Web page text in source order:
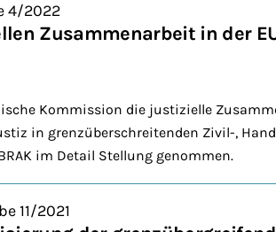
4/2022
Zusammenarbeit in der
Kommission die justizielle
in grenzüberschreitenden Zivil-,
im Detail Stellung genommen.
11/2021